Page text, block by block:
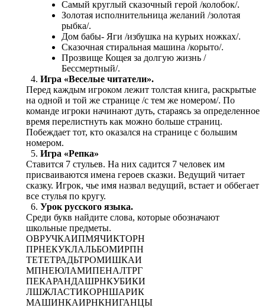
Самый круглый сказочный герой /колобок/.
Золотая исполнительница желаний /золотая
рыбка/.
Дом бабы- Яги /избушка на курьих ножках/.
Сказочная стиральная машина /корыто/.
Прозвище Кощея за долгую жизнь /
Бессмертный/.
Игра «Веселые читатели».
Перед каждым игроком лежит толстая книга, раскрытые
на одной и той же странице /с тем же номером/. По
команде игроки начинают дуть, стараясь за определенное
время перелистнуть как можно больше страниц.
Побеждает тот, кто оказался на странице с большим
номером.
Игра «Репка»
Ставится 7 стульев. На них садится 7 человек им
присваиваются имена героев сказки. Ведущий читает
сказку. Игрок, чье имя назвал ведущий, встает и оббегает
все стулья по кругу.
Урок русского языка.
Среди букв найдите слова, которые обозначают
школьные предметы.
ОВРУЧКАИПМЯЧИКТОРН
ПРНЕКУКЛАЛЬБОМИРПН
ТЕТЕТРАДЬТРОМИШКАИ
МПНЕЮЛАМИПЕНАЛТРГ
ПЕКАРАНДАШРНКУБИКИ
ЛШЖЛАСТИКОРНШАРИК
МАШИНКАИРНКНИГАНЦЫ